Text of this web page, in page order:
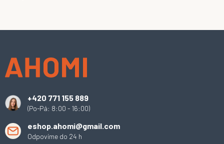
+420 771 155 889
(Po-Pá: 8:00 - 16:00)
eshop.ahomi@gmail.com
Odpovíme do 24 h